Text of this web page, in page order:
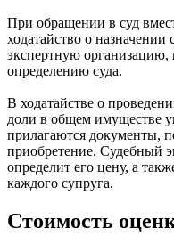
При обращении в суд
ходатайство о назначении
экспертную организацию,
определению суда.
В ходатайстве о
доли в общем имуществе
прилагаются документы,
приобретение. Судебный
определит его цену, а
каждого супруга.
Стоимость